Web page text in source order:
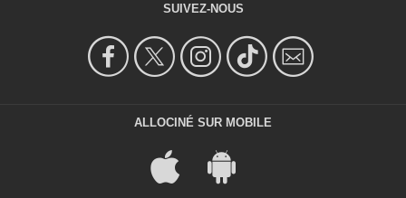
SUIVEZ-NOUS
ALLOCINÉ SUR MOBILE